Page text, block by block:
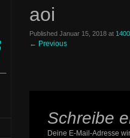
aoi
Published Januar 15, 2018 at
← Previous
Schreibe
Deine E-Mail-Adresse